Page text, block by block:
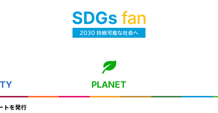
PLANET
トを発行